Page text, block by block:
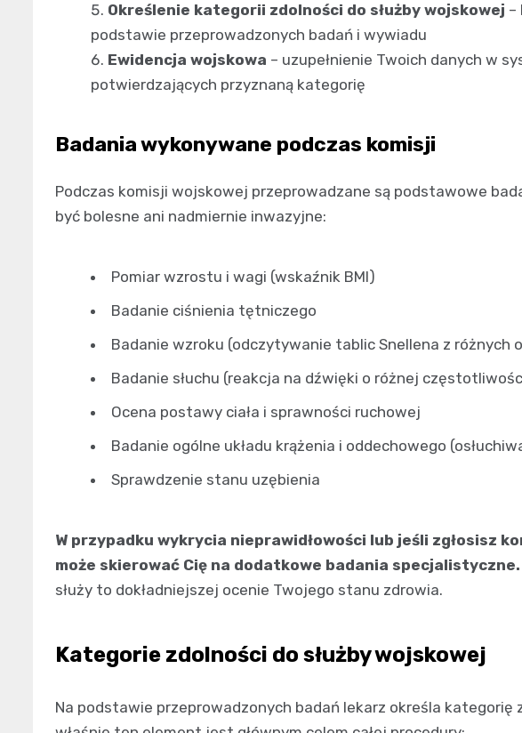
Określenie kategorii zdolności do służby wojskowej –
podstawie przeprowadzonych badań i wywiadu
Ewidencja wojskowa – uzupełnienie Twoich danych w
potwierdzających przyznaną kategorię
Badania wykonywane podczas komisji
Podczas komisji wojskowej przeprowadzane są podstawowe
być bolesne ani nadmiernie inwazyjne:
Pomiar wzrostu i wagi (wskaźnik BMI)
Badanie ciśnienia tętniczego
Badanie wzroku (odczytywanie tablic Snellena z różnych
Badanie słuchu (reakcja na dźwięki o różnej
Ocena postawy ciała i sprawności ruchowej
Badanie ogólne układu krążenia i oddechowego
Sprawdzenie stanu uzębienia
W przypadku wykrycia nieprawidłowości lub jeśli zgłosisz
może skierować Cię na dodatkowe badania specjalistyczne.
służy to dokładniejszej ocenie Twojego stanu zdrowia.
Kategorie zdolności do służby wojskowej
Na podstawie przeprowadzonych badań lekarz określa kategorię